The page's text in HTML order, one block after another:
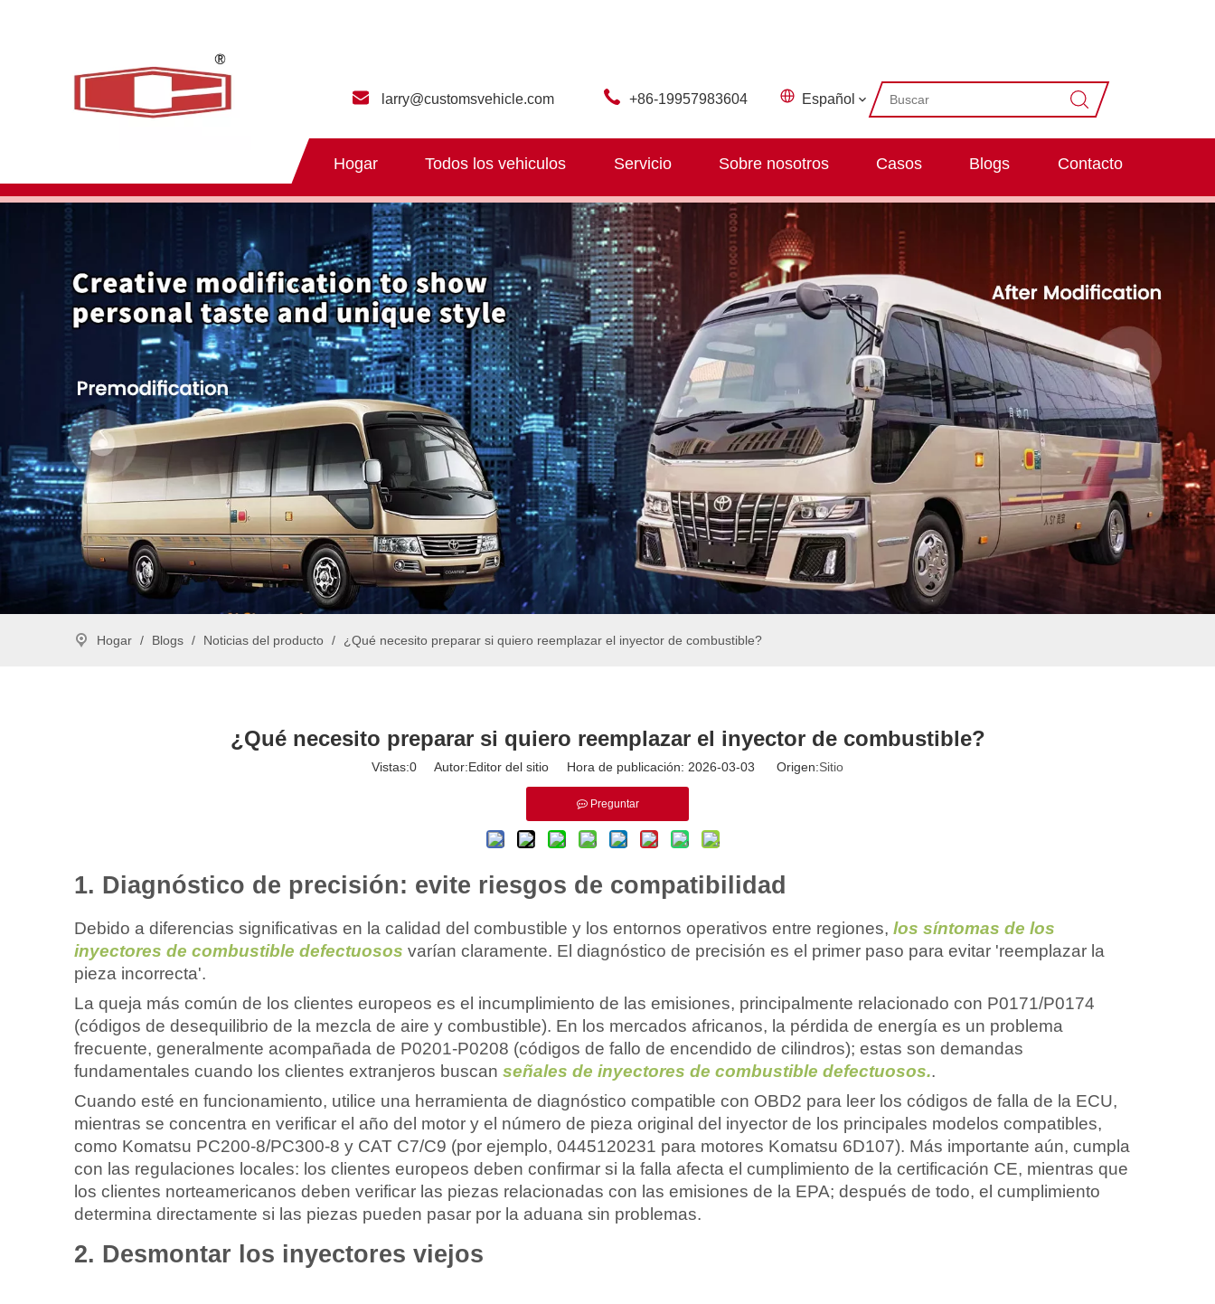
larry@customsvehicle.com +86-19957983604 Español
Hogar Todos los vehiculos Servicio Sobre nosotros Casos Blogs Contacto
Hogar / Blogs / Noticias del producto / ¿Qué necesito preparar si quiero reemplazar el inyector de combustible?
¿Qué necesito preparar si quiero reemplazar el inyector de combustible?
Vistas:0 Autor:Editor del sitio Hora de publicación: 2026-03-03 Origen:Sitio
Preguntar
1. Diagnóstico de precisión: evite riesgos de compatibilidad
Debido a diferencias significativas en la calidad del combustible y los entornos operativos entre regiones, los síntomas de los
inyectores de combustible defectuosos varían claramente. El diagnóstico de precisión es el primer paso para evitar 'reemplazar la
pieza incorrecta'.
La queja más común de los clientes europeos es el incumplimiento de las emisiones, principalmente relacionado con P0171/P0174
(códigos de desequilibrio de la mezcla de aire y combustible). En los mercados africanos, la pérdida de energía es un problema
frecuente, generalmente acompañada de P0201-P0208 (códigos de fallo de encendido de cilindros); estas son demandas
fundamentales cuando los clientes extranjeros buscan señales de inyectores de combustible defectuosos..
Cuando esté en funcionamiento, utilice una herramienta de diagnóstico compatible con OBD2 para leer los códigos de falla de la ECU,
mientras se concentra en verificar el año del motor y el número de pieza original del inyector de los principales modelos compatibles,
como Komatsu PC200-8/PC300-8 y CAT C7/C9 (por ejemplo, 0445120231 para motores Komatsu 6D107). Más importante aún, cumpla
con las regulaciones locales: los clientes europeos deben confirmar si la falla afecta el cumplimiento de la certificación CE, mientras que
los clientes norteamericanos deben verificar las piezas relacionadas con las emisiones de la EPA; después de todo, el cumplimiento
determina directamente si las piezas pueden pasar por la aduana sin problemas.
2. Desmontar los inyectores viejos